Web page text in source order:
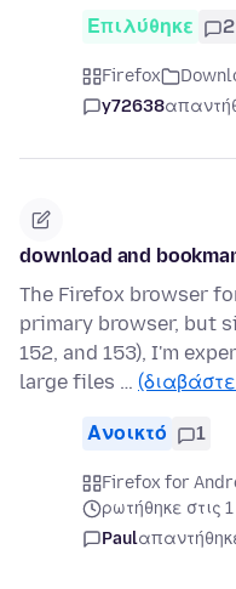
Επιλύθηκε 2
Firefox
y72638
download and
The Firefox browser
primary browser, but
152, and 153), I'm
large files …
Ανοικτό 1
Firefox for
ρωτήθηκε στις
Paul